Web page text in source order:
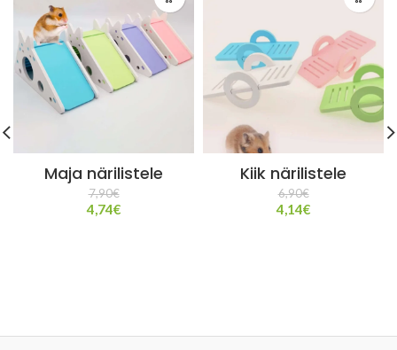
Maja närilistele
7,90€
4,74€
Kiik närilistele
6,90€
4,14€